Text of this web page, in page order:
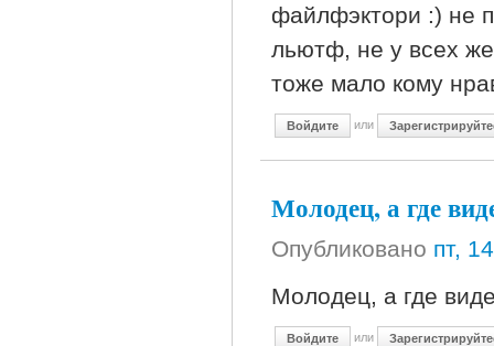
файлфэктори :) не
льютф, не у всех
тоже мало кому
Войдите или
Молодец, а где
Опубликовано пт,
Молодец, а где
Войдите или